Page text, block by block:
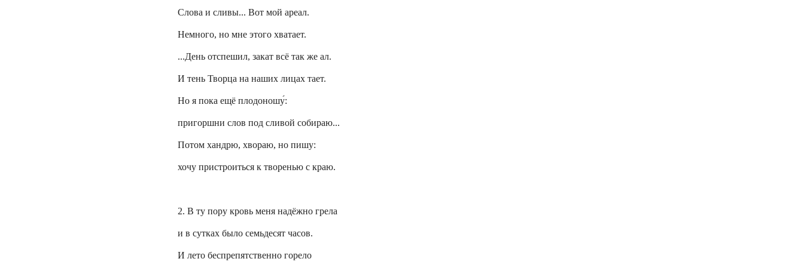
Слова и сливы... Вот мой ареал.
Немного, но мне этого хватает.
...День отспешил, закат всё так же ал.
И тень Творца на наших лицах тает.
Но я пока ещё плодоношу́:
пригоршни слов под сливой собираю...
Потом хандрю, хвораю, но пишу:
хочу пристроиться к творенью с краю.
2. В ту пору кровь меня надёжно грела
и в сутках было семьдесят часов.
И лето беспрепятственно горело